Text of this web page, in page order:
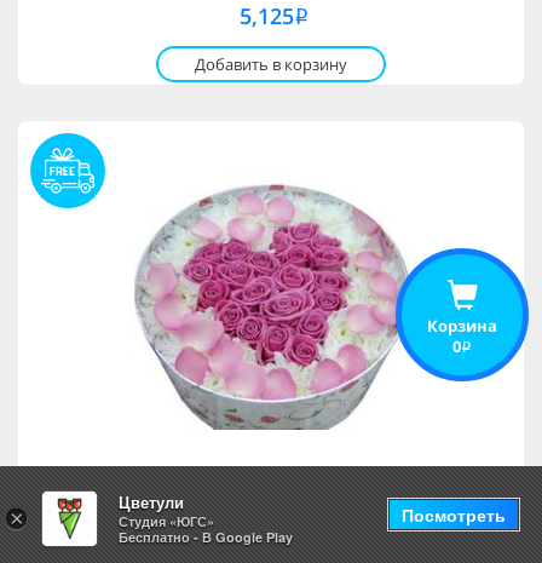
5,125i
Добавить в корзину
Композиция Джулия
Корзина
0i
×
Цветули
Студия «ЮГС»
Бесплатно - В Google Play
Посмотреть